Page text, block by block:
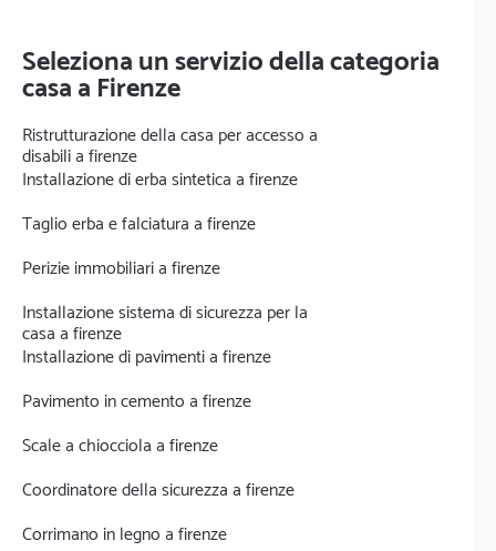
Seleziona un servizio della categoria
casa a Firenze
Ristrutturazione della casa per accesso a
disabili a firenze
Installazione di erba sintetica a firenze
Taglio erba e falciatura a firenze
Perizie immobiliari a firenze
Installazione sistema di sicurezza per la
casa a firenze
Installazione di pavimenti a firenze
Pavimento in cemento a firenze
Scale a chiocciola a firenze
Coordinatore della sicurezza a firenze
Corrimano in legno a firenze